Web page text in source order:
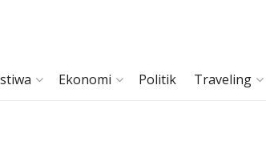
Ekonomi Politik Traveling